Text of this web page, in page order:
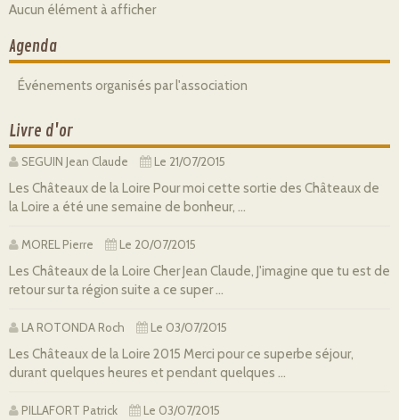
Aucun élément à afficher
Agenda
Événements organisés par l'association
Livre d'or
SEGUIN Jean Claude Le 21/07/2015
Les Châteaux de la Loire Pour moi cette sortie des Châteaux de
la Loire a été une semaine de bonheur, ...
MOREL Pierre Le 20/07/2015
Les Châteaux de la Loire Cher Jean Claude, J'imagine que tu est de
retour sur ta région suite a ce super ...
LA ROTONDA Roch Le 03/07/2015
Les Châteaux de la Loire 2015 Merci pour ce superbe séjour,
durant quelques heures et pendant quelques ...
PILLAFORT Patrick Le 03/07/2015